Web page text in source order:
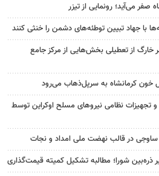
صفر می‌آید؛ رونمایی از تیزر
با جهاد تبیین توطئه‌های دشمن را خنثی کنند
خارگ از تعطیلی بخش‌هایی از مرکز جامع
خون کرمانشاه به سرپل‌ذهاب می‌رود
و تجهیزات نظامی نیروهای مسلح اوکراین توسط
ذره‌بین شورا؛ مطالبه تشکیل کمیته قیمت‌گذاری